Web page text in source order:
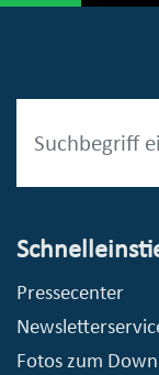
Pressecenter
Fotos zum